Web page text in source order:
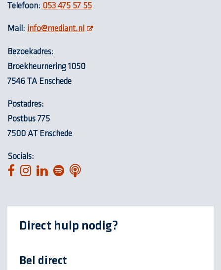
Telefoon: 053 475 57 55
Mail: info@mediant.nl opent nieuw scherm
Bezoekadres:
Broekheurnering 1050
7546 TA Enschede
Postadres:
Postbus 775
7500 AT Enschede
Socials:
opent nieuw scherm
opent nieuw scherm
opent nieuw scherm
opent nieuw scherm
opent nieuw scherm
Direct hulp nodig?
Bel direct